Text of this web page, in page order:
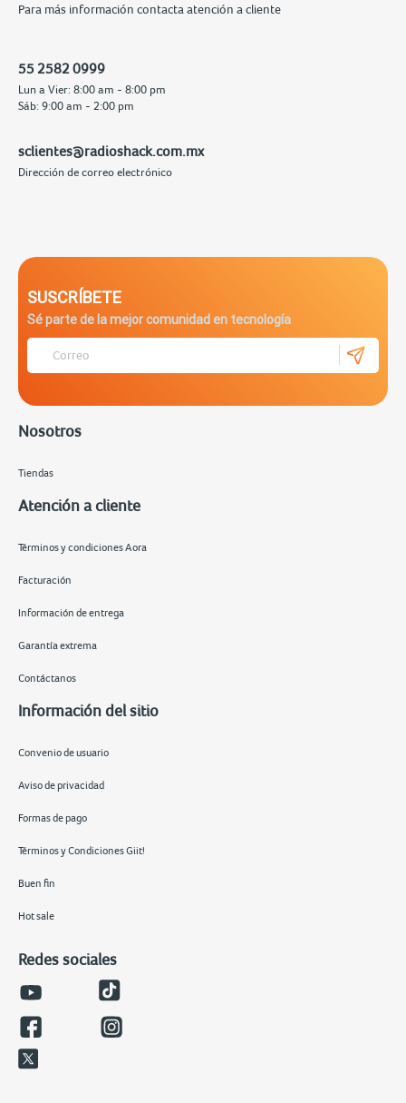
Para más información contacta atención a cliente
55 2582 0999
Lun a Vier: 8:00 am - 8:00 pm
Sáb: 9:00 am - 2:00 pm
sclientes@radioshack.com.mx
Dirección de correo electrónico
SUSCRÍBETE
Sé parte de la mejor comunidad en tecnología
Nosotros
Tiendas
Atención a cliente
Términos y condiciones Aora
Facturación
Información de entrega
Garantía extrema
Contáctanos
Información del sitio
Convenio de usuario
Aviso de privacidad
Formas de pago
Términos y Condiciones Giit!
Buen fin
Hot sale
Redes sociales